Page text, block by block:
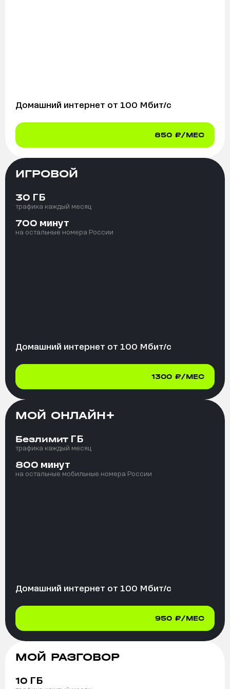
Домашний интернет от 100 Мбит/с
850 ₽/МЕС
ИГРОВОЙ
30 ГБ
трафика каждый месяц
700 минут
на остальные номера России
Домашний интернет от 100 Мбит/с
1300 ₽/МЕС
МОЙ ОНЛАЙН+
Безлимит ГБ
трафика каждый месяц
800 минут
на остальные мобильные номера России
Домашний интернет от 100 Мбит/с
950 ₽/МЕС
МОЙ РАЗГОВОР
10 ГБ